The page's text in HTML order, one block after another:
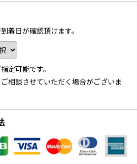
着日が確認頂けます。
定可能です。
相談させていただく場合がございま